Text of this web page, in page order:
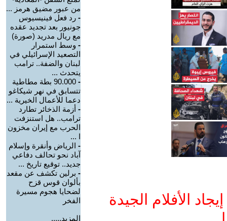
الأفلام الجيدة
من عبور مضيق هرمز ...
- رد فعل فينيسيوس
جونيور بعد تجديد عقده
مع ريال مدريد (صورة)
- وسط استمرار
التصعيد الإسرائيلي في
لبنان والضفة.. ترامب
يتحدث ...
-
90.000 بطة مطاطية
تتسابق في نهر شيكاغو
دعما للأعمال الخيرية ...
- أزمة الذخائر تطارد
ترامب.. هل استنزفت
الحرب مع إيران مخزون
ا ...
- الرياض وأنقرة وإسلام
آباد نحو تحالف دفاعي
جديد.. توقيع تاريخ ...
- برلين تكشف عن مقعد
بألوان قوس قزح
لضحايا هجوم مسيرة
الفخر
المزيد.....